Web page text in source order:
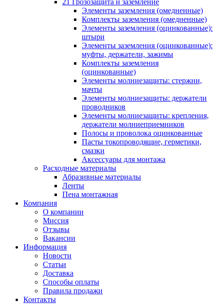
Элементы заземления (омедненные)
Комплекты заземления (омедненные)
Элементы заземления (оцинкованные):
штыри
Элементы заземления (оцинкованные):
муфты, держатели, зажимы
Комплекты заземления
(оцинкованные)
Элементы молниезащиты: стержни,
мачты
Элементы молниезащиты: держатели
проводников
Элементы молниезащиты: крепления,
держатели молниеприемников
Полосы и проволока оцинкованные
Пасты токопроводящие, герметики,
смазки
Аксессуары для монтажа
Расходные материалы
Абразивные материалы
Ленты
Пена монтажная
Компания
О компании
Миссия
Отзывы
Вакансии
Информация
Новости
Статьи
Доставка
Способы оплаты
Правила продажи
Контакты